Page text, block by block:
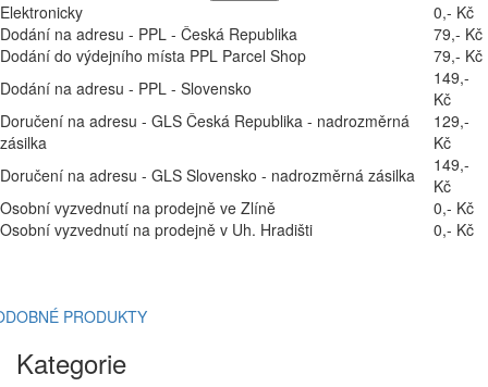
Elektronicky
0,- Kč
Dodání na adresu - PPL - Česká Republika
79,- Kč
Dodání do výdejního místa PPL Parcel Shop
79,- Kč
Dodání na adresu - PPL - Slovensko
149,-
Kč
Doručení na adresu - GLS Česká Republika - nadrozměrná
zásilka
129,-
Kč
Doručení na adresu - GLS Slovensko - nadrozměrná zásilka
149,-
Kč
Osobní vyzvednutí na prodejně ve Zlíně
0,- Kč
Osobní vyzvednutí na prodejně v Uh. Hradišti
0,- Kč
PRODUKTY
Kategorie